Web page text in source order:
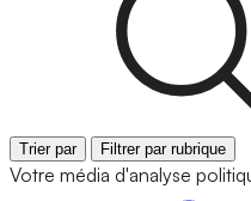
Trier par Filtrer par rubrique
Votre média d'analyse